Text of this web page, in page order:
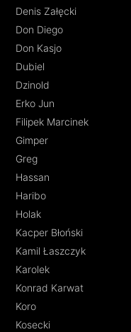
Denis Załęcki
Don Diego
Don Kasjo
Dubiel
Dzinold
Erko Jun
Filipek Marcinek
Gimper
Greg
Hassan
Haribo
Holak
Kacper Błoński
Kamil Łaszczyk
Karolek
Konrad Karwat
Koro
Kosecki